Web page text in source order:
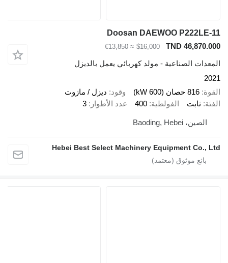
Doosan DAEWOO
TND
$16,000
≈ €13,850
الصناعية - مولد كهربائي يعمل بالديزل
816 حصان (600 kW) وقود
ديزل / مازوت
ثابت
الفولطية 400 عدد الأطوار 3
Hebei Best Select Machinery Equipment